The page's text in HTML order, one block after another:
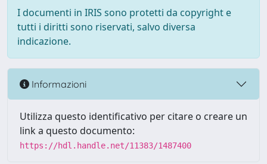
I documenti in IRIS sono protetti da copyright e
tutti i diritti sono riservati, salvo diversa
indicazione.
Informazioni
Utilizza questo identificativo per citare o creare un
link a questo documento:
https://hdl.handle.net/11383/1487400